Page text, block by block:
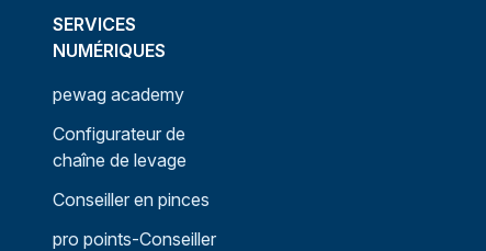
SERVICES
NUMÉRIQUES
pewag academy
Configurateur de
chaîne de levage
Conseiller en pinces
pro points-Conseiller